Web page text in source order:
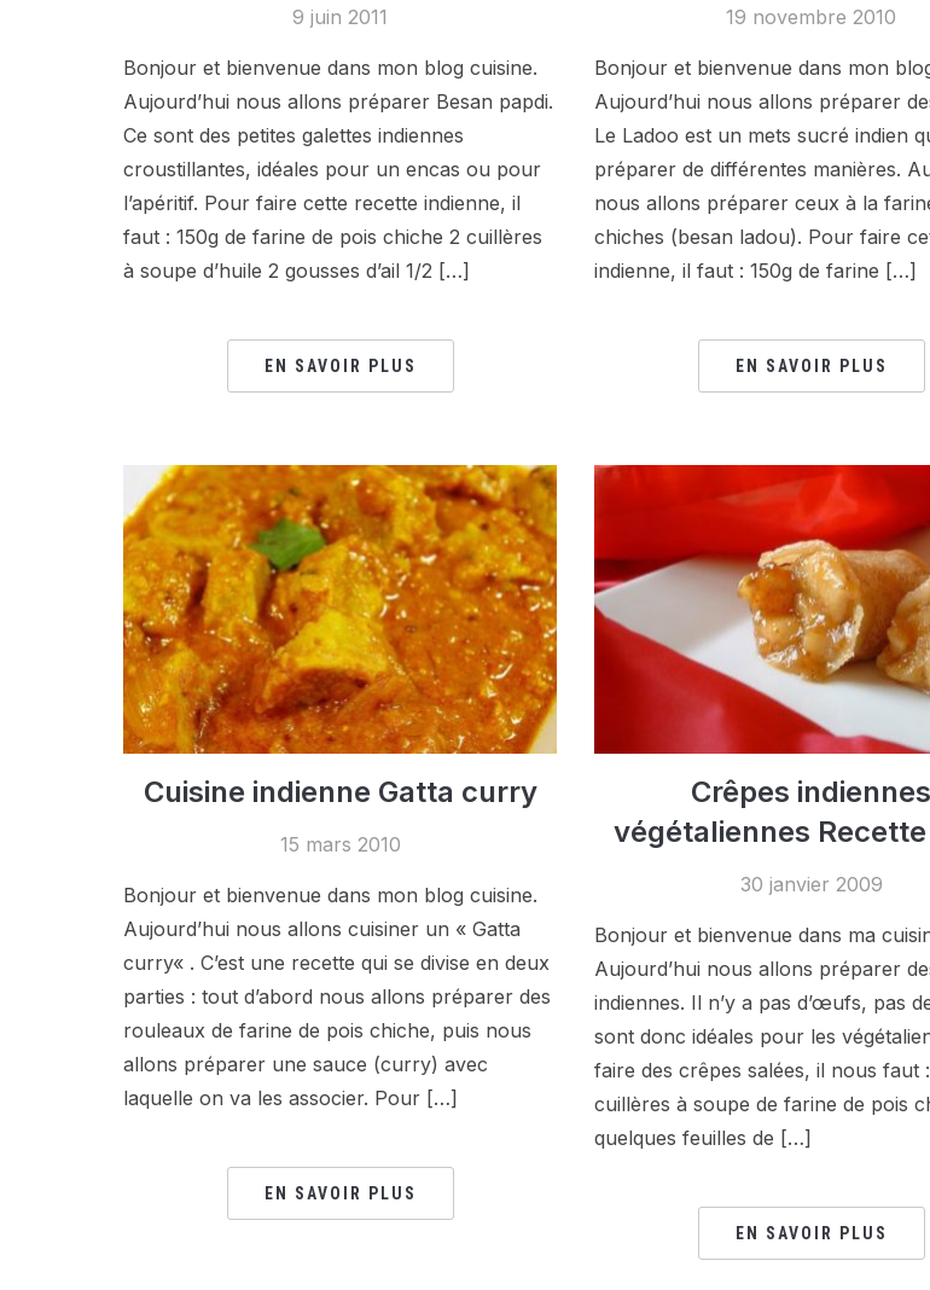
9 juin 2011
Bonjour et bienvenue dans mon blog cuisine.
Aujourd’hui nous allons préparer Besan papdi.
Ce sont des petites galettes indiennes
croustillantes, idéales pour un encas ou pour
l’apéritif. Pour faire cette recette indienne, il
faut : 150g de farine de pois chiche 2 cuillères
à soupe d’huile 2 gousses d’ail 1/2 […]
EN SAVOIR PLUS
19 novembre 2010
Bonjour et bienvenue dans mon
Aujourd’hui nous allons préparer
Le Ladoo est un mets sucré indien
préparer de différentes manières.
nous allons préparer ceux à la
chiches (besan ladou). Pour faire
indienne, il faut : 150g de farine […]
EN SAVOIR PLUS
Cuisine indienne Gatta curry
15 mars 2010
Bonjour et bienvenue dans mon blog cuisine.
Aujourd’hui nous allons cuisiner un « Gatta
curry« . C’est une recette qui se divise en deux
parties : tout d’abord nous allons préparer des
rouleaux de farine de pois chiche, puis nous
allons préparer une sauce (curry) avec
laquelle on va les associer. Pour […]
EN SAVOIR PLUS
Crêpes indiennes
végétaliennes
30 janvier 2009
Bonjour et bienvenue dans ma
Aujourd’hui nous allons préparer
indiennes. Il n’y a pas d’œufs, pas
sont donc idéales pour les
faire des crêpes salées, il nous faut
cuillères à soupe de farine de pois
quelques feuilles de […]
EN SAVOIR PLUS